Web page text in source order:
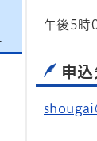
午後5時
申込